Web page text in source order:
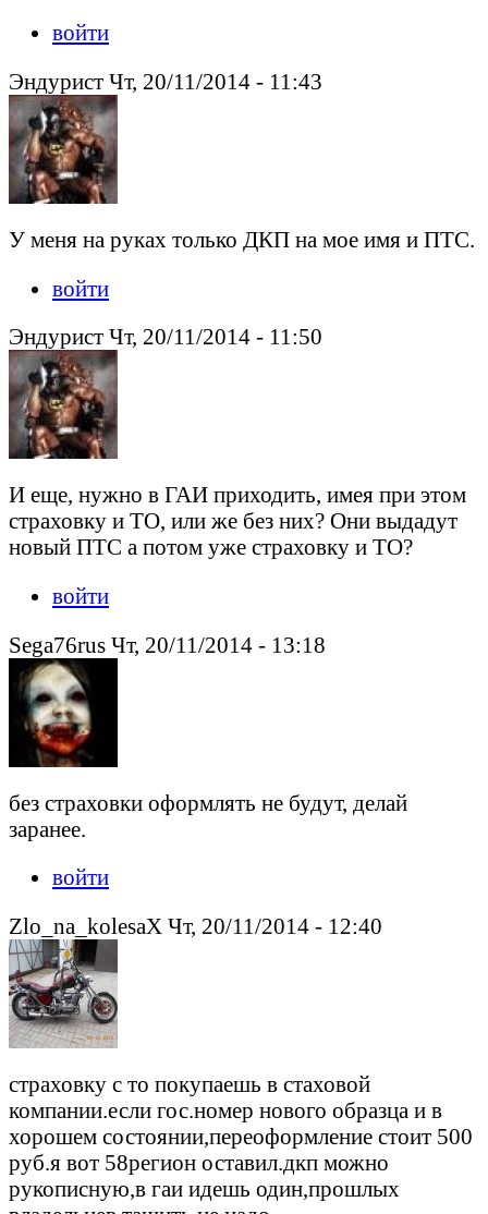
войти
Эндурист Чт, 20/11/2014 - 11:43
У меня на руках только ДКП на мое имя и ПТС.
войти
Эндурист Чт, 20/11/2014 - 11:50
И еще, нужно в ГАИ приходить, имея при этом
страховку и ТО, или же без них? Они выдадут
новый ПТС а потом уже страховку и ТО?
войти
Sega76rus Чт, 20/11/2014 - 13:18
без страховки оформлять не будут, делай
заранее.
войти
Zlo_na_kolesaX Чт, 20/11/2014 - 12:40
страховку с то покупаешь в стаховой
компании.если гос.номер нового образца и в
хорошем состоянии,переоформление стоит 500
руб.я вот 58регион оставил.дкп можно
рукописную,в гаи идешь один,прошлых